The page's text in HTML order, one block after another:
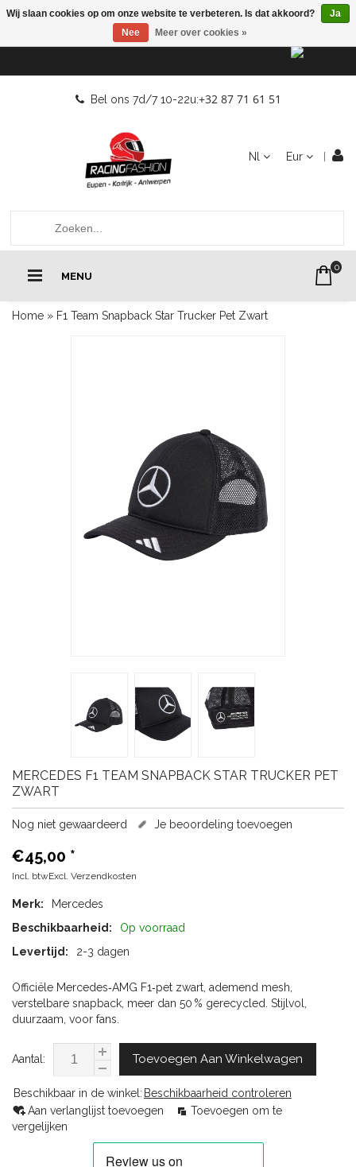
Bel ons 7d/7 10-22u:+32 87 71 61 51
Nl Eur
MENU
0
Home » F1 Team Snapback Star Trucker Pet Zwart
MERCEDES F1 TEAM SNAPBACK STAR TRUCKER PET
ZWART
Nog niet gewaardeerd Je beoordeling toevoegen
€45,00 *
Incl. btwExcl. Verzendkosten
Merk:
Mercedes
Beschikbaarheid:
Op voorraad
Levertijd:
2-3 dagen
Officiële Mercedes‑AMG F1‑pet zwart, ademend mesh,
verstelbare snapback, meer dan 50 % gerecycled. Stijlvol,
duurzaam, voor fans.
Aantal: Toevoegen Aan Winkelwagen
Beschikbaar in de winkel: Beschikbaarheid controleren
Aan verlanglijst toevoegen
Toevoegen om te
vergelijken
Wij slaan cookies op om onze website te verbeteren. Is dat akkoord?
Ja
Nee
Meer over cookies »